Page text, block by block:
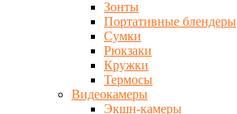
Зонты
Портативные блендеры
Сумки
Рюкзаки
Кружки
Термосы
Видеокамеры
Экшн-камеры